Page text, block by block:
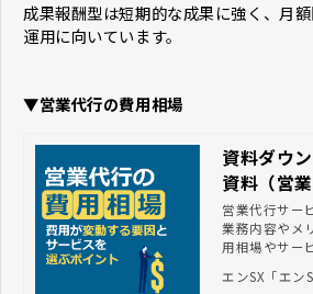
成果報酬型は短期的な成果に強く、月
運用に向いています。
▼営業代行の費用相場
資料ダウ
資料（営
場）
営業代行サー
業務内容やメ
用相場やサー
エンSX「エン